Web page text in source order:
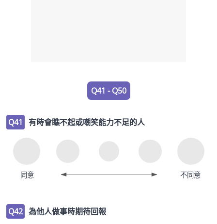
Q41 - Q50
Q41 有時會瞧不起或嘲笑能力不足的人
同意 不同意
Q42 為他人做事時期待回報